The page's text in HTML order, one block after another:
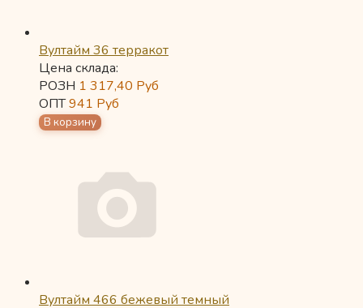
Вултайм 36 терракот
Цена склада:
РОЗН 1 317,40 Руб
ОПТ941 Руб
Вултайм 466 бежевый темный